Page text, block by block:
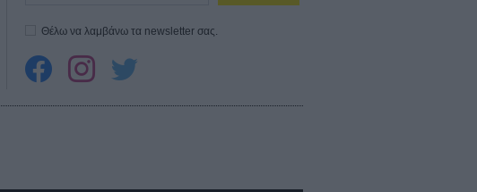
Θέλω να λαμβάνω τα newsletter σας.